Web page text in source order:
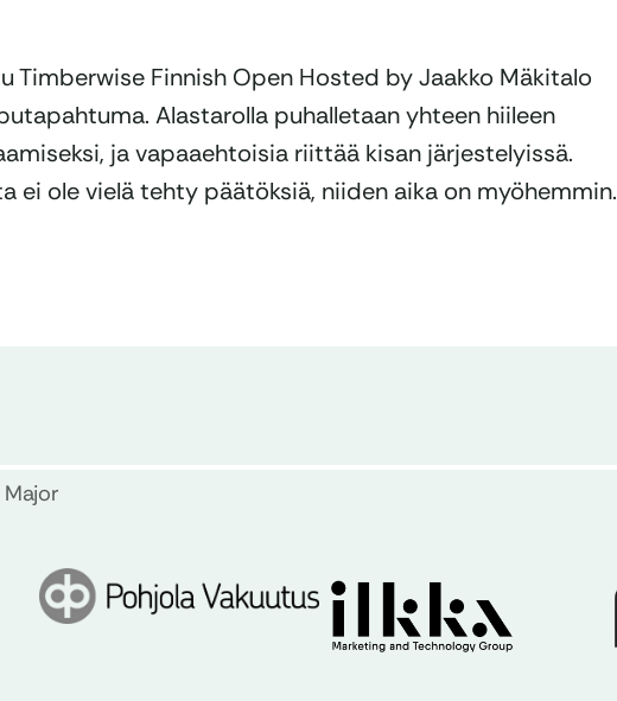
Timberwise Finnish Open Hosted by Jaakko Mäkitalo
Alastarolla puhalletaan yhteen hiileen
ja vapaaehtoisia riittää kisan järjestelyissä.
ei ole vielä tehty päätöksiä, niiden aika on myöhemmin.